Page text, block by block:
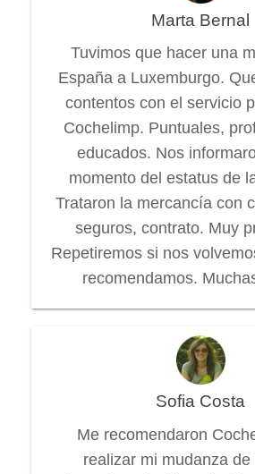
Marta Bernal
Tuvimos que hacer una
España a Luxemburgo.
contentos con el servicio
Cochelimp. Puntuales,
educados. Nos
momento del estatus de
Trataron la mercancía con
seguros, contrato. Muy
Repetiremos si nos
recomendamos.
Sofia Costa
Me recomendaron
realizar mi mudanza de